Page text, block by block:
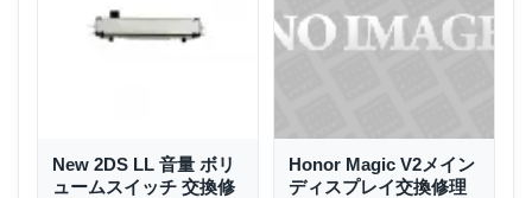
New 2DS LL 音量 ボリ
ュームスイッチ 交換修
Honor Magic V2メイン
ディスプレイ交換修理